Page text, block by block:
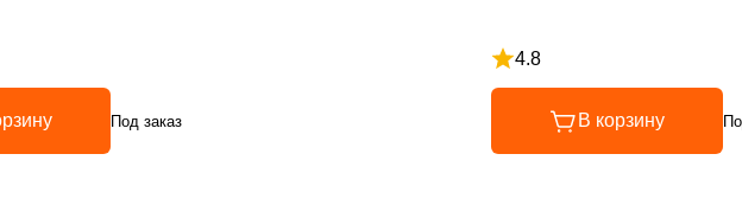
Под заказ
4.8
Рейтинг 4.8 из 5
В корзину